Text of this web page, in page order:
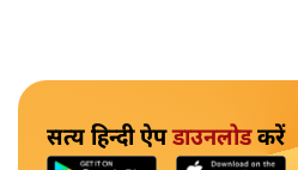
सत्य हिन्दी ऐप डाउनलोडकरें